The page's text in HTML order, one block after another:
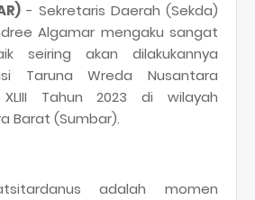
- Sekretaris Daerah (Sekda)
Algamar mengaku sangat
seiring akan dilakukannya
Taruna Wreda Nusantara
XLIII Tahun 2023 di wilayah
Barat (Sumbar).
adalah momen